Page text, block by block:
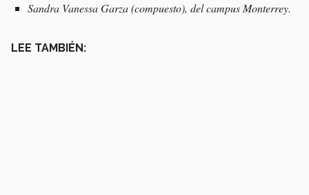
Sandra Vanessa Garza (compuesto), del campus Monterrey.
LEE TAMBIÉN: